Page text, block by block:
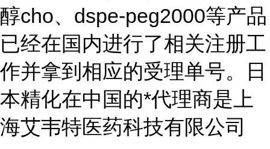
醇cho、 dspe-peg2000等产品
已经在国内进行了相关注册工
作并拿到相应的受理单号。日
本精化在中国的*代理商是上
海艾韦特医药科技有限公司